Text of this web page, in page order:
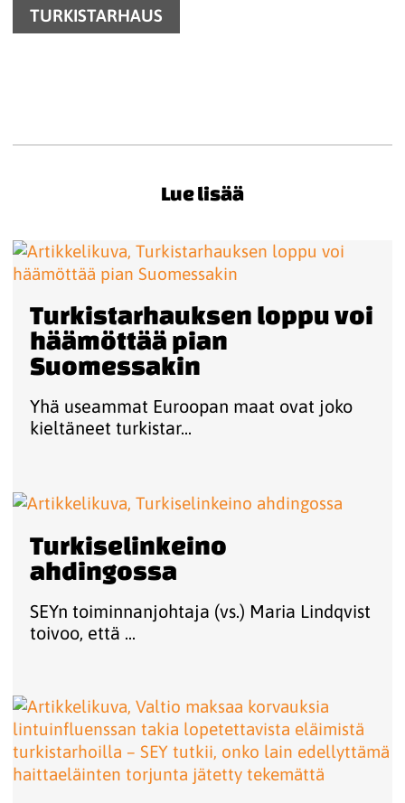
TURKISTARHAUS
Lue lisää
Turkistarhauksen loppu voi
häämöttää pian
Suomessakin
Yhä useammat Euroopan maat ovat joko
kieltäneet turkistar...
Turkiselinkeino
ahdingossa
SEYn toiminnanjohtaja (vs.) Maria Lindqvist
toivoo, että ...